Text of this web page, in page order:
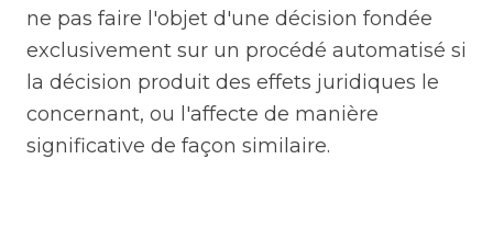
ne pas faire l'objet d'une décision fondée
exclusivement sur un procédé automatisé si
la décision produit des effets juridiques le
concernant, ou l'affecte de manière
significative de façon similaire.